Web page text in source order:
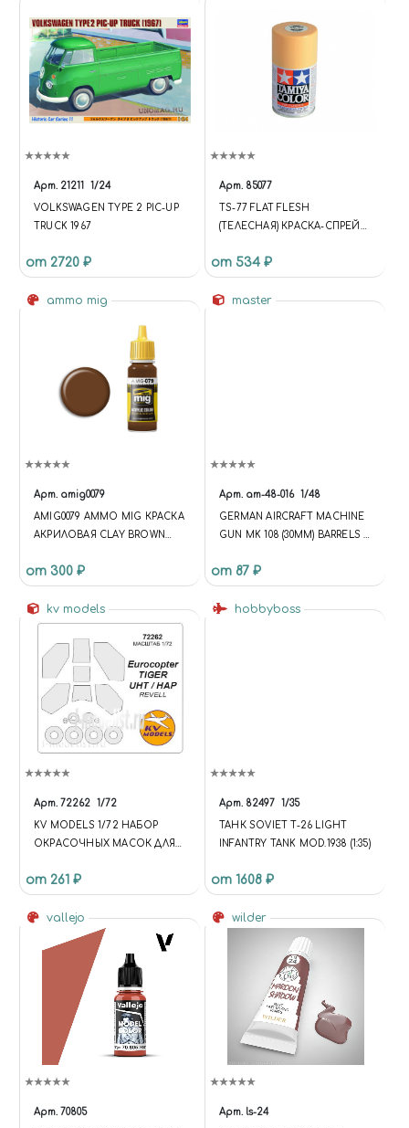
Арт. 21211 1/24
VOLKSWAGEN TYPE 2 PIC-UP
TRUCK 1967
от 2720 ₽
Арт. 85077
TS-77 FLAT FLESH
(ТЕЛЕСНАЯ) КРАСКА-СПРЕЙ
от 534 ₽
ammo mig
Арт. amig0079
AMIG0079 AMMO MIG КРАСКА
АКРИЛОВАЯ CLAY BROWN
от 300 ₽
master
Арт. am-48-016 1/48
GERMAN AIRCRAFT MACHINE
GUN MK 108 (30MM) BARRELS &
от 87 ₽
kv models
Арт. 72262 1/72
KV MODELS 1/72 НАБОР
ОКРАСОЧНЫХ МАСОК ДЛЯ
EUROKOPTER EC-665 TIGER
от 261 ₽
hobbyboss
Арт. 82497 1/35
ТАНК SOVIET T-26 LIGHT
INFANTRY TANK MOD.1938 (1:35)
от 1608 ₽
vallejo
Арт. 70805
wilder
Арт. ls-24